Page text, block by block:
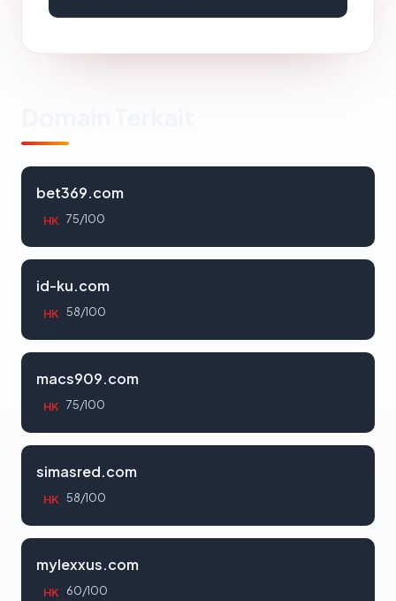
bet369.com
HK 75/100
id-ku.com
HK 58/100
macs909.com
HK 75/100
simasred.com
HK 58/100
mylexxus.com
HK 60/100